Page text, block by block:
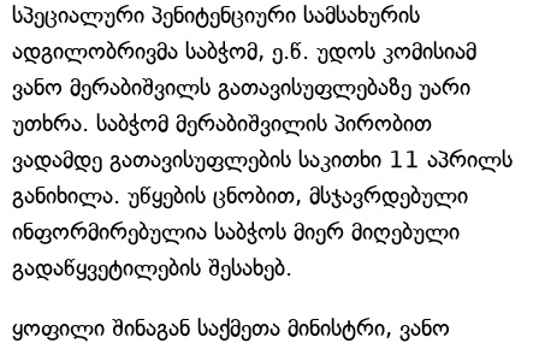
სპეციალური პენიტენციური სამსახურის
ადგილობრივმა საბჭომ, ე.წ. უდოს კომისიამ
ვანო მერაბიშვილს გათავისუფლებაზე უარი
უთხრა. საბჭომ მერაბიშვილის პირობით
ვადამდე გათავისუფლების საკითხი 11 აპრილს
განიხილა. უწყების ცნობით, მსჯავრდებული
ინფორმირებულია საბჭოს მიერ მიღებული
გადაწყვეტილების შესახებ.
ყოფილი შინაგან საქმეთა მინისტრი, ვანო